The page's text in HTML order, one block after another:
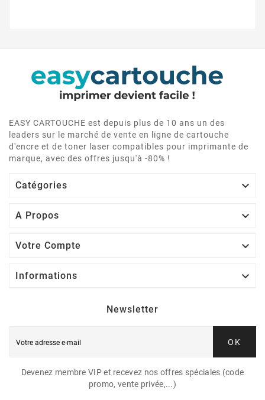
EASY CARTOUCHE est depuis plus de 10 ans un des
leaders sur le marché de vente en ligne de cartouche
d'encre et de toner laser compatibles pour imprimante de
marque, avec des offres jusqu'à -80% !
Catégories 
A Propos 
Votre Compte 
Informations 
Newsletter
OK
Devenez membre VIP et recevez nos offres spéciales (code
promo, vente privée,...)